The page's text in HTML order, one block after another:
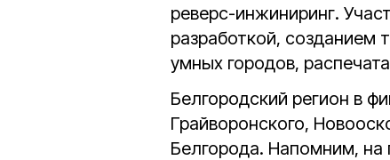
реверс-инжиниринг.
разработкой, созданием
умных городов,
Белгородский регион в
Грайворонского,
Белгорода. Напомним, на